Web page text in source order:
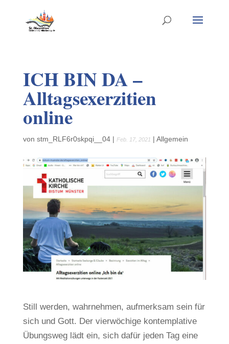
ICH BIN DA –
Alltagsexerzitien
online
von stm_RLF6r0skpqi__04| Feb. 17, 2021 | Allgemein
Still werden, wahrnehmen, aufmerksam sein für
sich und Gott. Der vierwöchige kontemplative
Übungsweg lädt ein, sich dafür jeden Tag eine